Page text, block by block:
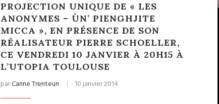
PROJECTION UNIQUE DE « LES
ANONYMES – ÙN’ PIENGHJITE
MICCA », EN PRÉSENCE DE SON
RÉALISATEUR PIERRE SCHOELLER,
CE VENDREDI 10 JANVIER À 20H15 À
L’UTOPIA TOULOUSE
parCarine Trenteun 10 janvier 2014